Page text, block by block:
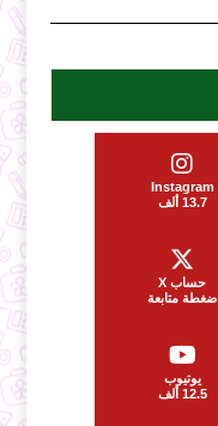
Instagram
13.7 ألف
حساب X
ضغطة متابعة
يوتيوب
12.5 ألف